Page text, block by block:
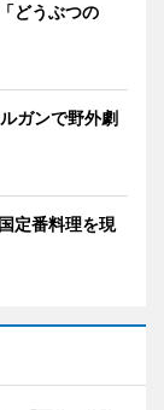
どうぶつの
ガンで野外劇
定番料理を現